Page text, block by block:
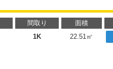
間取り 面積
1K 22.51㎡